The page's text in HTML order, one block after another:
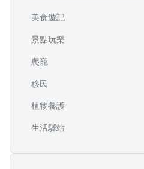
美食遊記
景點玩樂
爬寵
移民
植物養護
生活驛站